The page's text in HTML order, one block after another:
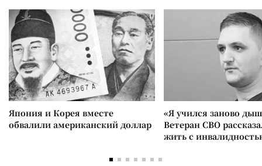
Япония и Корея вместе
обвалили американский доллар
«Я учился заново
Ветеран СВО
жить с